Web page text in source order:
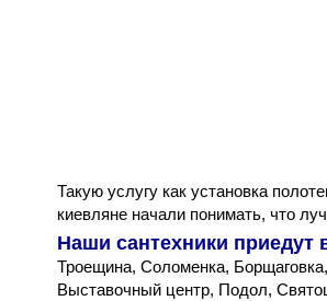
Такую услугу как установка
киевляне начали понимать, что
Наши сантехники приедут
Троещина, Соломенка,
Выставочный центр, Подол,